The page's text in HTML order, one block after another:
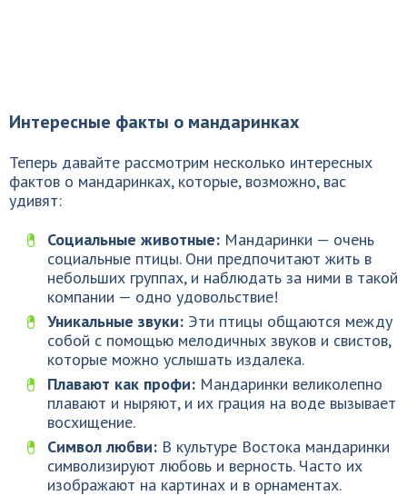
Интересные факты о мандаринках
Теперь давайте рассмотрим несколько интересных
фактов о мандаринках, которые, возможно, вас
удивят:
Социальные животные: Мандаринки — очень
социальные птицы. Они предпочитают жить в
небольших группах, и наблюдать за ними в такой
компании — одно удовольствие!
Уникальные звуки: Эти птицы общаются между
собой с помощью мелодичных звуков и свистов,
которые можно услышать издалека.
Плавают как профи: Мандаринки великолепно
плавают и ныряют, и их грация на воде вызывает
восхищение.
Символ любви: В культуре Востока мандаринки
символизируют любовь и верность. Часто их
изображают на картинах и в орнаментах.